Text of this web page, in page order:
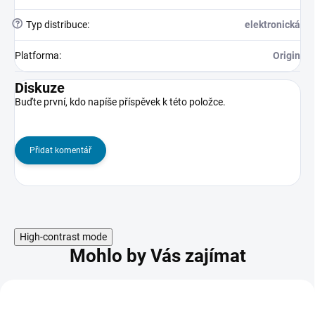
? Typ distribuce: elektronická
Platforma: Origin
Diskuze
Buďte první, kdo napíše příspěvek k této položce.
Přidat komentář
High-contrast mode
Mohlo by Vás zajímat